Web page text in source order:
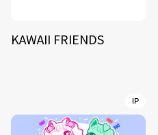
KAWAII FRIENDS
IP